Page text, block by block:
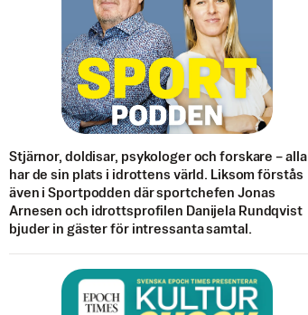
Stjärnor, doldisar, psykologer och forskare – alla
har de sin plats i idrottens värld. Liksom förstås
även i Sportpodden där sportchefen Jonas
Arnesen och idrottsprofilen Danijela Rundqvist
bjuder in gäster för intressanta samtal.